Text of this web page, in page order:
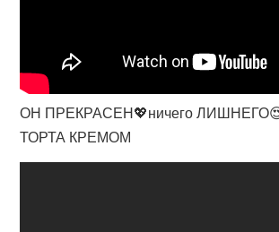
ОН ПРЕКРАСЕН💖ничего
ТОРТА КРЕМОМ